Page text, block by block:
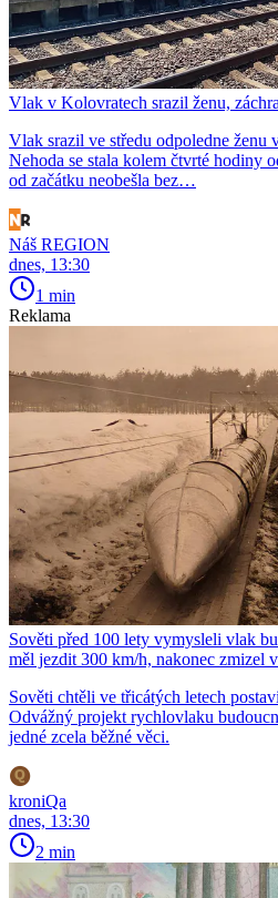
Vlak v Kolovratech srazil ženu,
Vlak srazil ve středu odpoledne ženu
Nehoda se stala kolem čtvrté hodiny
od začátku neobešla bez…
Náš REGION
dnes, 13:30
1 min
Reklama
Sověti před 100 lety vymysleli vlak
měl jezdit 300 km/h, nakonec zmizel
Sověti chtěli ve třicátých letech
Odvážný projekt rychlovlaku
jedné zcela běžné věci.
kroniQa
dnes, 13:30
2 min